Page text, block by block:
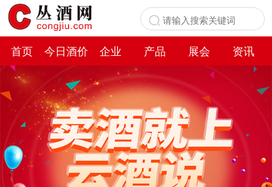
首页 今日酒价 企业 产品 展会
资讯
百科